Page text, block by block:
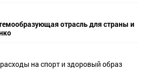
отрасль для страны и
на спорт и здоровый образ